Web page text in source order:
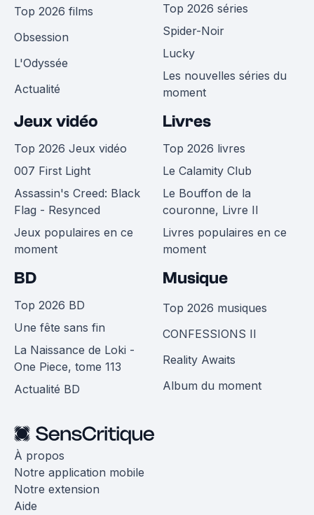
Top 2026 films
Obsession
L'Odyssée
Actualité
Top 2026 séries
Spider-Noir
Lucky
Les nouvelles séries du
moment
Jeux vidéo
Top 2026 Jeux vidéo
007 First Light
Assassin's Creed: Black
Flag - Resynced
Jeux populaires en ce
moment
Livres
Top 2026 livres
Le Calamity Club
Le Bouffon de la
couronne, Livre II
Livres populaires en ce
moment
BD
Top 2026 BD
Une fête sans fin
La Naissance de Loki -
One Piece, tome 113
Actualité BD
Musique
Top 2026 musiques
CONFESSIONS II
Reality Awaits
Album du moment
À propos
Notre application mobile
Notre extension
Aide